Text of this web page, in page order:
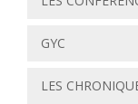
GYC
LES